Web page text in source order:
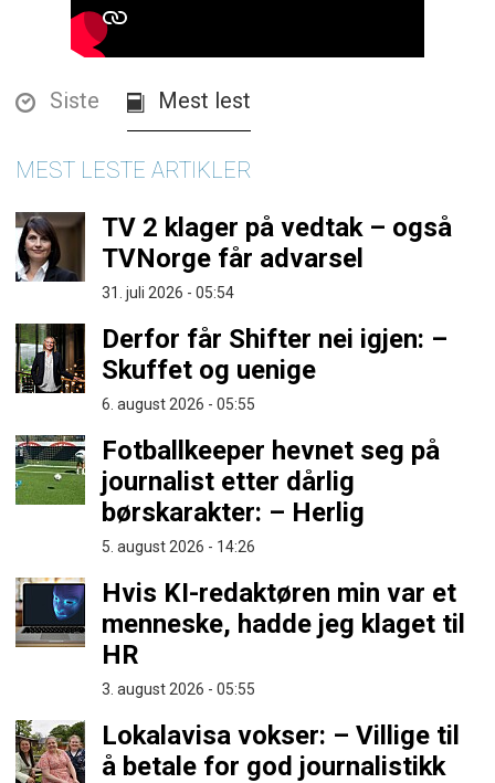
Siste Mest lest
MEST LESTE ARTIKLER
TV 2 klager på vedtak – også
TVNorge får advarsel
31. juli 2026 - 05:54
Derfor får Shifter nei igjen: –
Skuffet og uenige
6. august 2026 - 05:55
Fotballkeeper hevnet seg på
journalist etter dårlig
børskarakter: – Herlig
5. august 2026 - 14:26
Hvis KI-redaktøren min var et
menneske, hadde jeg klaget til
HR
3. august 2026 - 05:55
Lokalavisa vokser: – Villige til
å betale for god journalistikk